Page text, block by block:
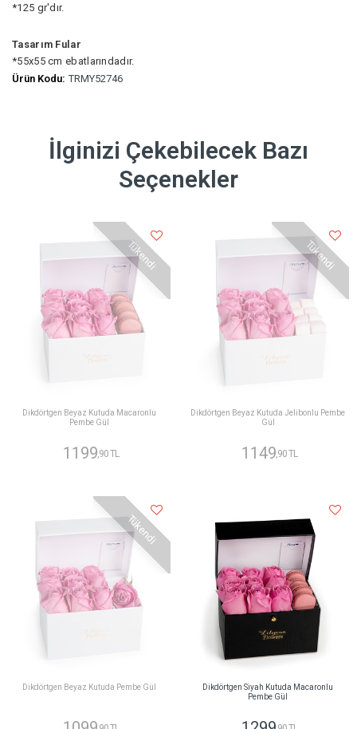
*125 gr'dır.
Tasarım Fular
*55x55 cm ebatlarındadır.
Ürün Kodu: TRMY52746
İlginizi Çekebilecek Bazı
Seçenekler
Tükendi
Dikdörtgen Beyaz Kutuda Macaronlu
Pembe Gül
1199,90 TL
Tükendi
Dikdörtgen Beyaz Kutuda Jelibonlu Pembe
Gül
1149,90 TL
Tükendi
Dikdörtgen Beyaz Kutuda Pembe Gül
Dikdörtgen Siyah Kutuda Macaronlu
Pembe Gül